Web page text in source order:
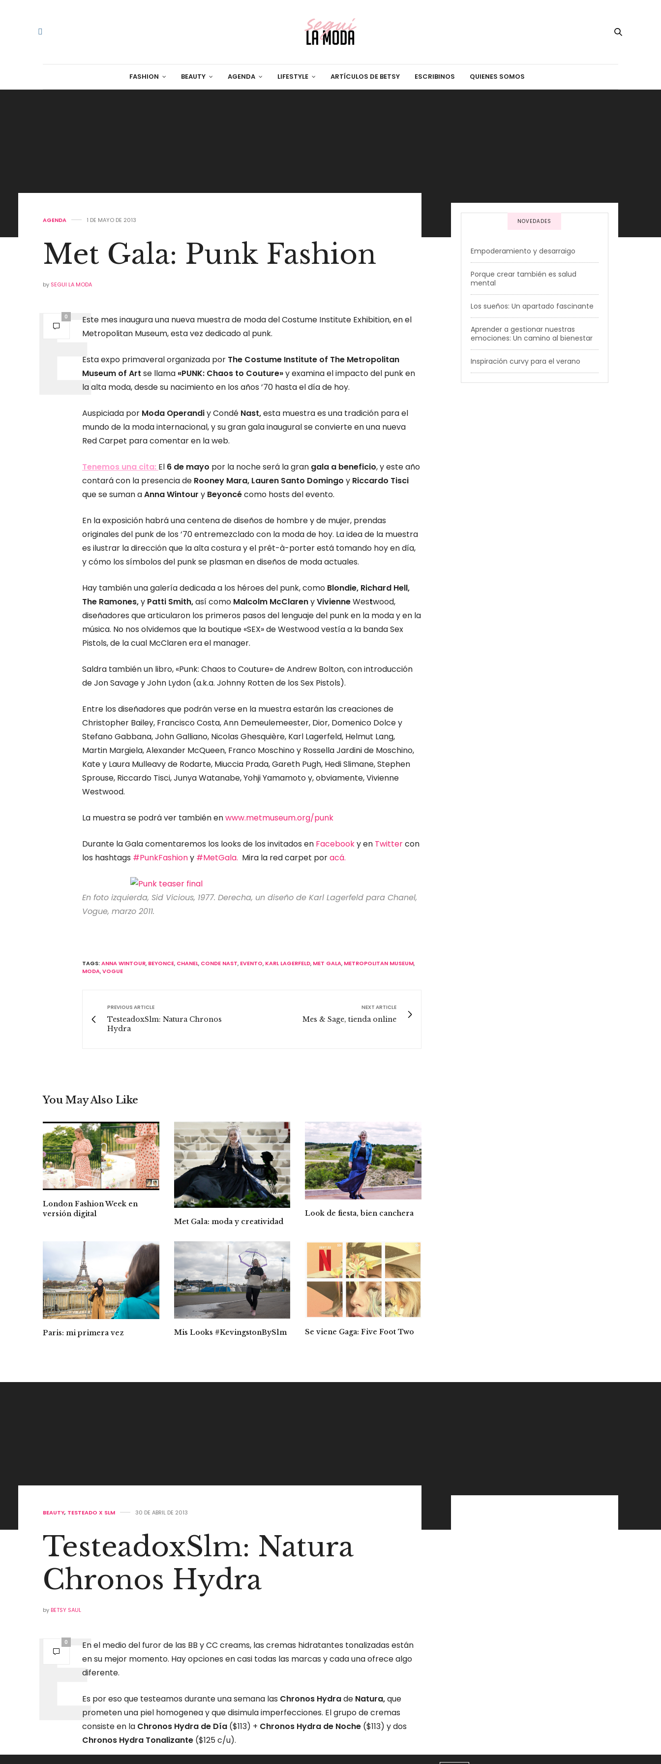
FASHION BEAUTY AGENDA LIFESTYLE ARTÍCULOS DE BETSY ESCRIBINOS QUIENES SOMOS
AGENDA 1 DE MAYO DE 2013
Met Gala: Punk Fashion
by SEGUI LA MODA
0
Este mes inaugura una nueva muestra de moda del Costume Institute Exhibition, en el
Metropolitan Museum, esta vez dedicado al punk.
Esta expo primaveral organizada por The Costume Institute of The Metropolitan
Museum of Art se llama «PUNK: Chaos to Couture»y examina el impacto del punk en
la alta moda, desde su nacimiento en los años ’70 hasta el día de hoy.
Auspiciada por Moda Operandiy Condé Nast,esta muestra es una tradición para el
mundo de la moda internacional, y su gran gala inaugural se convierte en una nueva
Red Carpet para comentar en la web.
Tenemos una cita: El 6 de mayo por la noche será la gran gala a beneficio, y este año
contará con la presencia de Rooney Mara, Lauren Santo Domingo y Riccardo Tisci
que se suman aAnna Wintour y Beyoncécomo hosts del evento.
En la exposición habrá una centena de diseños de hombre y de mujer, prendas
originales del punk de los ’70 entremezclado con la moda de hoy. La idea de la muestra
es ilustrar la dirección que la alta costura y el prêt-à-porter está tomando hoy en día,
y cómo los símbolos del punk se plasman en diseños de moda actuales.
Hay también una galería dedicada a los héroes del punk, como Blondie, Richard Hell,
The Ramones,y Patti Smith,así como Malcolm McClarenyVivienneWestwood,
diseñadores que articularon los primeros pasos del lenguaje del punk en la moda y en la
música. No nos olvidemos que la boutique «SEX» de Westwood vestía a la banda Sex
Pistols, de la cual McClaren era el manager.
Saldra también un libro, «Punk: Chaos to Couture» de Andrew Bolton, con introducción
de Jon Savage y John Lydon (a.k.a. Johnny Rotten de los Sex Pistols).
Entre los diseñadores que podrán verse en la muestra estarán las creaciones de
Christopher Bailey, Francisco Costa, Ann Demeulemeester, Dior, Domenico Dolce y
Stefano Gabbana, John Galliano, Nicolas Ghesquière, Karl Lagerfeld, Helmut Lang,
Martin Margiela, Alexander McQueen, Franco Moschino y Rossella Jardini de Moschino,
Kate y Laura Mulleavy de Rodarte, Miuccia Prada, Gareth Pugh, Hedi Slimane, Stephen
Sprouse, Riccardo Tisci, Junya Watanabe, Yohji Yamamoto y, obviamente, Vivienne
Westwood.
La muestra se podrá ver también enwww.metmuseum.org/punk
Durante la Gala comentaremos los looks de los invitados en Facebooky en Twittercon
los hashtags #PunkFashiony #MetGala. Mira la red carpet poracá.
En foto izquierda, Sid Vicious, 1977. Derecha, un diseño de Karl Lagerfeld para Chanel,
Vogue, marzo 2011.
TAGS:ANNA WINTOUR, BEYONCE, CHANEL, CONDE NAST, EVENTO, KARL LAGERFELD, MET GALA, METROPOLITAN MUSEUM,
MODA,VOGUE
PREVIOUS ARTICLE
TesteadoxSlm: Natura Chronos
Hydra
NEXT ARTICLE
Mes & Sage, tienda online
You May Also Like
London Fashion Week en
versión digital
Met Gala: moda y creatividad
Look de fiesta, bien canchera
Paris: mi primera vez Mis Looks #KevingstonBySlm Se viene Gaga: Five Foot Two
NOVEDADES
Empoderamiento y desarraigo
Porque crear también es salud
mental
Los sueños: Un apartado fascinante
Aprender a gestionar nuestras
emociones: Un camino al bienestar
Inspiración curvy para el verano
BEAUTY, TESTEADO X SLM 30 DE ABRIL DE 2013
TesteadoxSlm: Natura
Chronos Hydra
by BETSY SAUL
0
En el medio del furor de las BB y CC creams, las cremas hidratantes tonalizadas están
en su mejor momento. Hay opciones en casi todas las marcas y cada una ofrece algo
diferente.
Es por eso que testeamos durante una semana las Chronos Hydrade Natura,que
prometen una piel homogenea y que disimula imperfecciones. El grupo de cremas
consiste en la Chronos Hydra de Día ($113) + Chronos Hydra de Noche ($113) y dos
Chronos Hydra Tonalizante ($125 c/u).